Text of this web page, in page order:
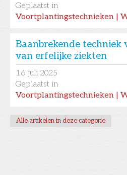
Geplaatst in
Voortplantingstechnieken |
Baanbrekende techniek
van erfelijke ziekten
16 juli 2025
Geplaatst in
Voortplantingstechnieken |
Alle artikelen in deze categorie